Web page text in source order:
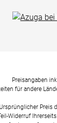
Preisangaben
für andere
Ursprünglicher Preis
Widerruf